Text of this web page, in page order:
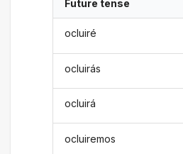
Future tense
ocluiré
ocluirás
ocluirá
ocluiremos